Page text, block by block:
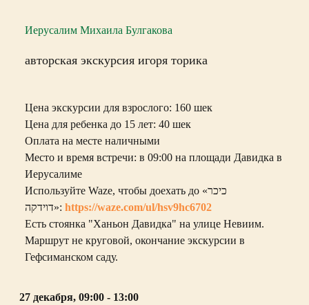
Иерусалим Михаила Булгакова
авторская экскурсия игоря торика
Цена экскурсии для взрослого: 160 шек
Цена для ребенка до 15 лет: 40 шек
Оплата на месте наличными
Место и время встречи: в 09:00 на площади Давидка в
Иерусалиме
Используйте Waze, чтобы доехать до «כיכר
דוידקה»: https://waze.com/ul/hsv9hc6702
Есть стоянка "Ханьон Давидка" на улице Невиим.
Маршрут не круговой, окончание экскурсии в
Гефсиманском саду.
27 декабря, 09:00 - 13:00